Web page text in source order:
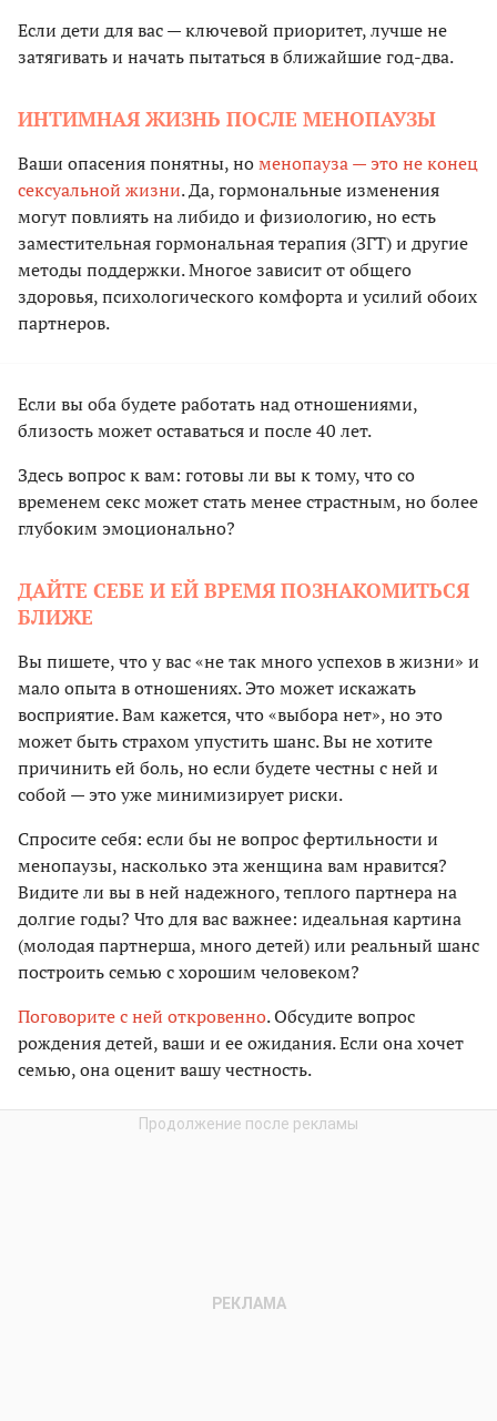
Если дети для вас — ключевой приоритет, лучше не
затягивать и начать пытаться в ближайшие год-два.
ИНТИМНАЯ ЖИЗНЬ ПОСЛЕ МЕНОПАУЗЫ
Ваши опасения понятны, номенопауза — это не конец
сексуальной жизни. Да, гормональные изменения
могут повлиять на либидо и физиологию, но есть
заместительная гормональная терапия (ЗГТ) и другие
методы поддержки. Многое зависит от общего
здоровья, психологического комфорта и усилий обоих
партнеров.
Если вы оба будете работать над отношениями,
близость может оставаться и после 40 лет.
Здесь вопрос к вам: готовы ли вы к тому, что со
временем секс может стать менее страстным, но более
глубоким эмоционально?
ДАЙТЕ СЕБЕ И ЕЙ ВРЕМЯ ПОЗНАКОМИТЬСЯ
БЛИЖЕ
Вы пишете, что у вас «не так много успехов в жизни» и
мало опыта в отношениях. Это может искажать
восприятие. Вам кажется, что «выбора нет», но это
может быть страхом упустить шанс. Вы не хотите
причинить ей боль, но если будете честны с ней и
собой — это уже минимизирует риски.
Спросите себя: если бы не вопрос фертильности и
менопаузы, насколько эта женщина вам нравится?
Видите ли вы в ней надежного, теплого партнера на
долгие годы? Что для вас важнее: идеальная картина
(молодая партнерша, много детей) или реальный шанс
построить семью с хорошим человеком?
Поговорите с ней откровенно. Обсудите вопрос
рождения детей, ваши и ее ожидания. Если она хочет
семью, она оценит вашу честность.